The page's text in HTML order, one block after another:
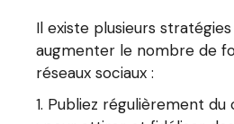
Il existe plusieurs
augmenter le nombre de
réseaux sociaux :
Publiez régulièrement du